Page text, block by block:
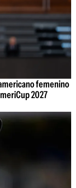
femenino
2027